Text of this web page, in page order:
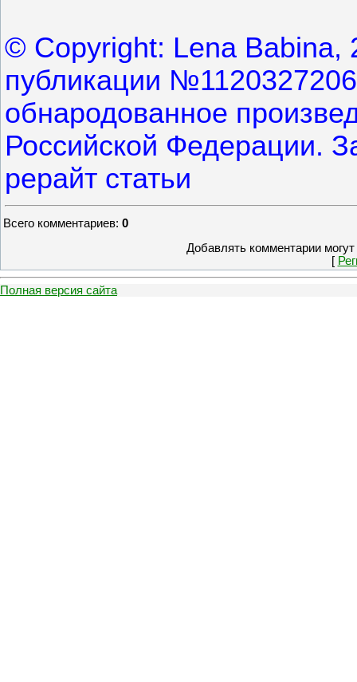
© Copyright: Lena Babina,
публикации
обнародованное
Российской Федерации.
рерайт статьи
Всего комментариев: 0
Добавлять комментарии
[
Полная версия сайта